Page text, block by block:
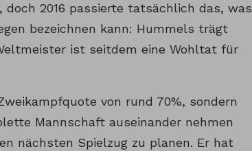
doch 2016 passierte tatsächlich das, was
bezeichnen kann: Hummels trägt
ist seitdem eine Wohltat für
von rund 70%, sondern
Mannschaft auseinander nehmen
nächsten Spielzug zu planen. Er hat